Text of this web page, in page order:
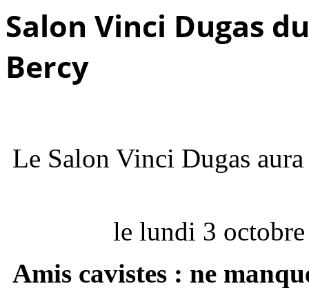
Salon Vinci Dugas
Bercy
Le Salon Vinci Dugas
le lundi 3
Amis cavistes : ne